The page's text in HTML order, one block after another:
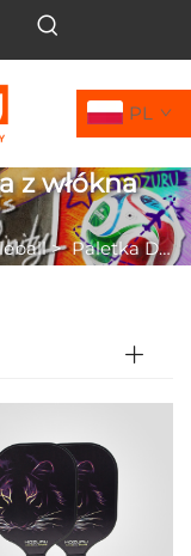
PL
z włókna
>Paletka Do Pickleballa